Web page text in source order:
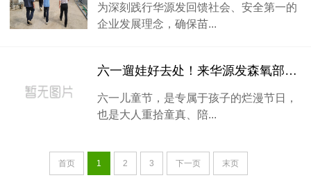
为深刻践行华源发回馈社会、安全第一的
企业发展理念，确保苗...
六一遛娃好去处！来华源发森氧部落，赴一场自然童趣之约
六一儿童节，是专属于孩子的烂漫节日，
也是大人重拾童真、陪...
首页 1 2 3 下一页 末页